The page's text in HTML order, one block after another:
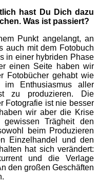
hast Du Dich dazu
Was ist passiert?
Punkt angelangt, an
auch mit dem Fotobuch
in einer hybriden Phase
einen Seite haben wir
Fotobücher gehabt wie
Enthusiasmus aller
zu produzieren. Die
Fotografie ist nie besser
wir aber die Krise
Trägheit den
beim Produzieren
Einzelhandel und den
hat sich verändert:
und die Verlage
den großen Geschäften